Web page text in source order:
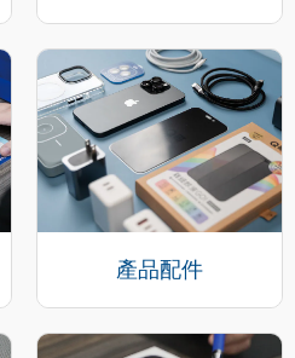
產品配件